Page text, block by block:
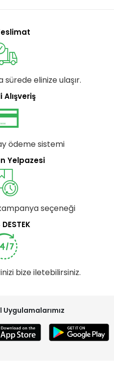
sürede elinize ulaşır.
Alışveriş
ödeme sistemi
Yelpazesi
seçeneği
bize iletebilirsiniz.
Uygulamalarımız